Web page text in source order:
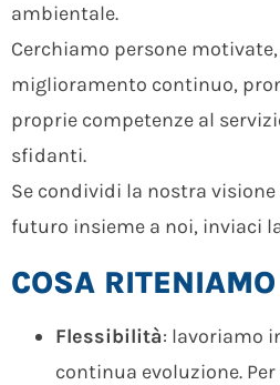
ambientale.
Cerchiamo persone
miglioramento continuo,
proprie competenze al
sfidanti.
Se condividi la nostra
futuro insieme a noi, inviaci
COSA
Flessibilità: lavoriamo
continua evoluzione.